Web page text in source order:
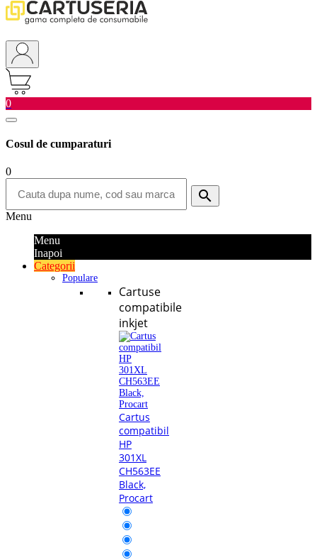
0
Cosul de cumparaturi
0
search
Menu
Menu
Inapoi
Categorii
Populare
Cartuse
compatibile
inkjet
Cartus
compatibil
HP
301XL
CH563EE
Black,
Procart